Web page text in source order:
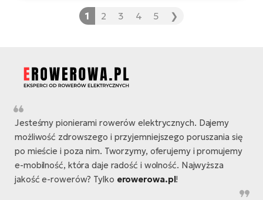
wszechstronny design.
1 2 3 4 5 ❯
Jesteśmy pionierami rowerów elektrycznych. Dajemy
możliwość zdrowszego i przyjemniejszego poruszania się
po mieście i poza nim. Tworzymy, oferujemy i promujemy
e-mobilność, która daje radość i wolność. Najwyższa
jakość e-rowerów? Tylko erowerowa.pl!